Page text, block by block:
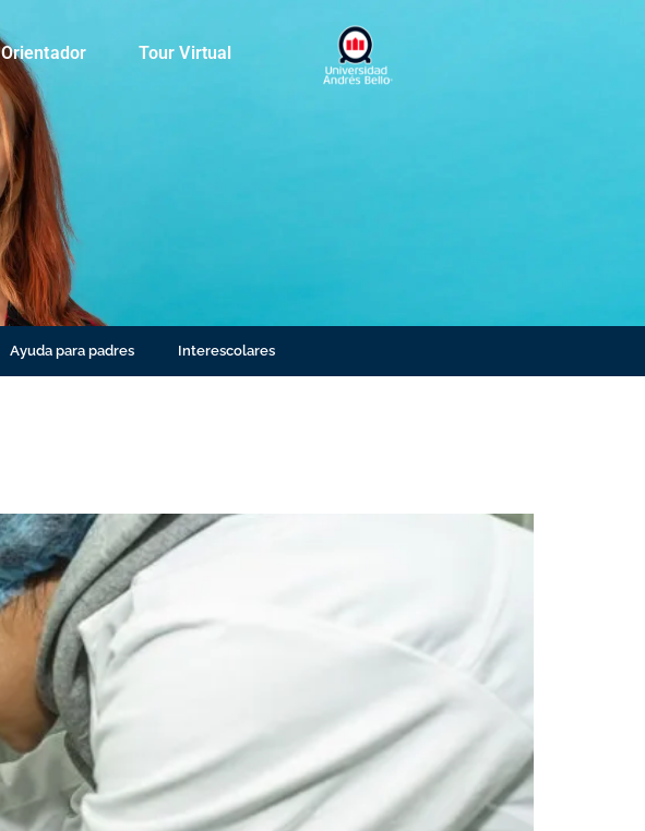
Orientador Tour Virtual
Ayuda para padres Interescolares